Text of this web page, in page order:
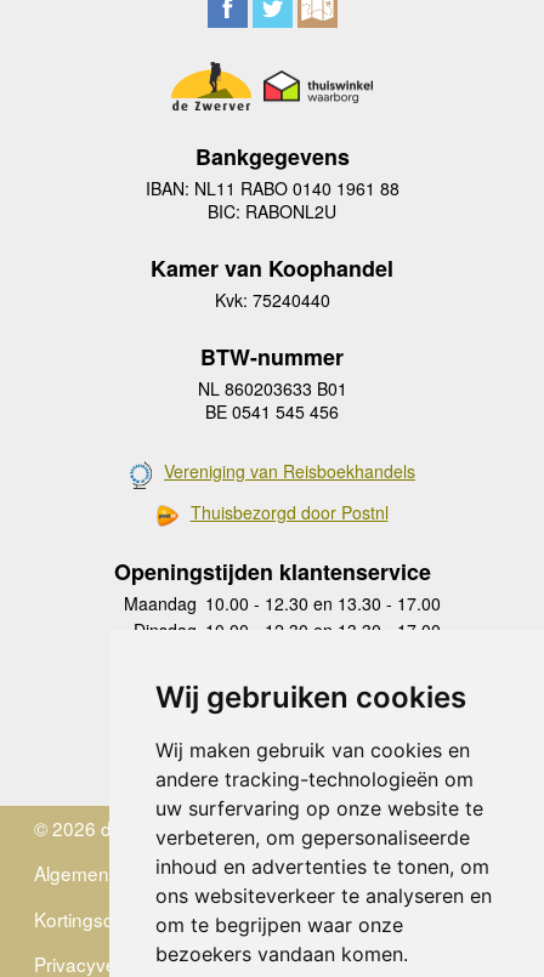
Wij gebruiken cookies
Wij maken gebruik van cookies en
andere tracking-technologieën om
uw surfervaring op onze website te
verbeteren, om gepersonaliseerde
inhoud en advertenties te tonen, om
ons websiteverkeer te analyseren en
om te begrijpen waar onze
bezoekers vandaan komen.
Bankgegevens
IBAN: NL11 RABO 0140 1961 88
BIC: RABONL2U
Kamer van Koophandel
Kvk: 75240440
BTW-nummer
NL 860203633 B01
BE 0541 545 456
Vereniging van Reisboekhandels
Thuisbezorgd door Postnl
Openingstijden klantenservice
Maandag 10.00 - 12.30 en 13.30 - 17.00
Dinsdag 10.00 - 12.30 en 13.30 - 17.00
Donderdag
10.00 - 12.30 en 13.30 - 17.00
Vrijdag 10.00 - 12.30 en 13.30 - 17.00
Zaterdag
gesloten
Zondag gesloten
© 2026 de Zwerver
Algemene Voorwaarden
Kortingscode
Privacyverklaring